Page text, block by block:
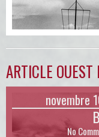
ARTICLE
novembre
No